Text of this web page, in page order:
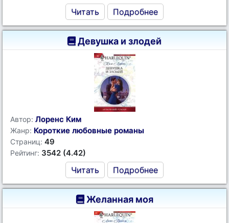
Читать Подробнее
Девушка и злодей
Автор: Лоренс Ким
Жанр: Короткие любовные романы
Страниц: 49
Рейтинг: 3542 (4.42)
Читать Подробнее
Желанная моя